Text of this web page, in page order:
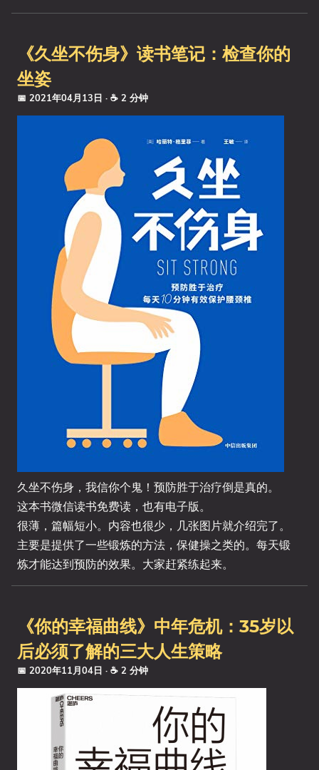
《久坐不伤身》读书笔记：检查你的
坐姿
📅 2021年04月13日 · ☕ 2 分钟
久坐不伤身，我信你个鬼！预防胜于治疗倒是真的。
这本书微信读书免费读，也有电子版。
很薄，篇幅短小。内容也很少，几张图片就介绍完了。
主要是提供了一些锻炼的方法，保健操之类的。每天锻
炼才能达到预防的效果。大家赶紧练起来。
《你的幸福曲线》中年危机：35岁以
后必须了解的三大人生策略
📅 2020年11月04日 · ☕ 2 分钟